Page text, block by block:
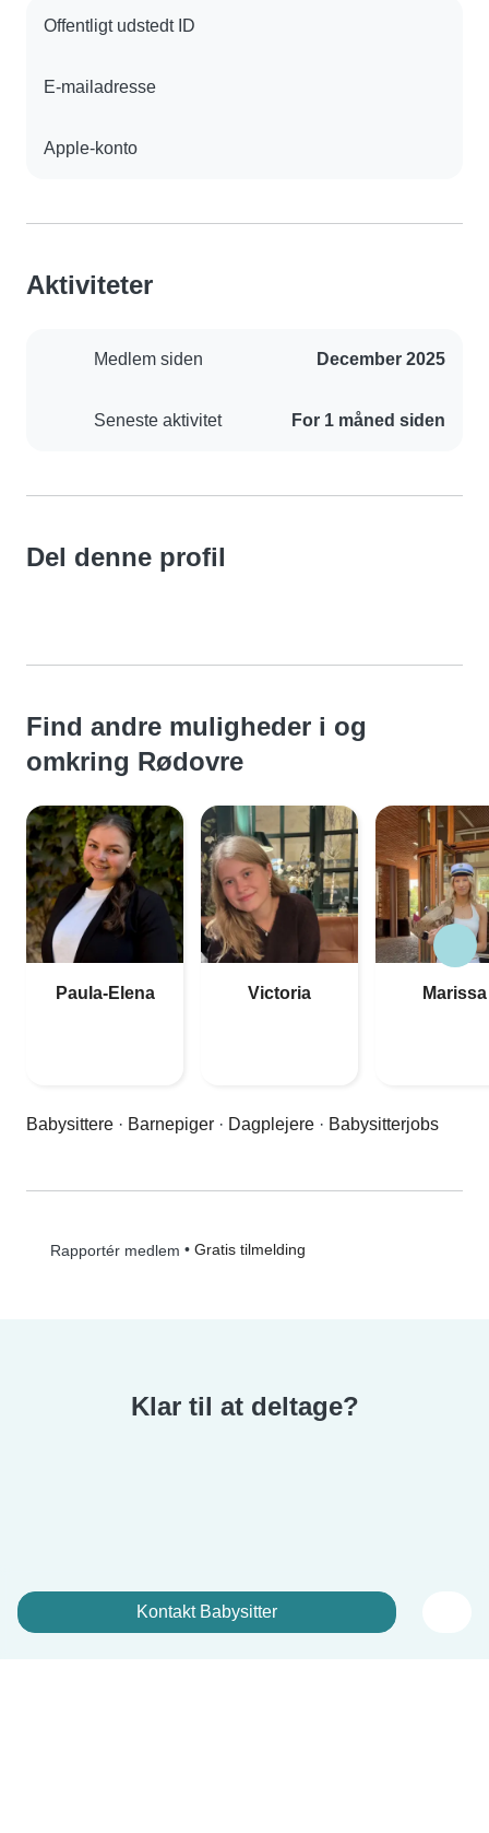
Offentligt udstedt ID
E-mailadresse
Apple-konto
Aktiviteter
Medlem siden December 2025
Seneste aktivitet For 1 måned siden
Del denne profil
Find andre muligheder i og
omkring Rødovre
Paula-Elena Victoria Marissa
Babysittere · Barnepiger · Dagplejere · Babysitterjobs
Rapportér medlem • Gratis tilmelding
Klar til at deltage?
Kontakt Babysitter